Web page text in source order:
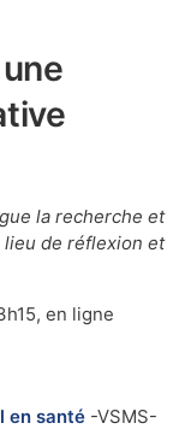
la recherche et
de réflexion et
en ligne
en santé -VSMS-